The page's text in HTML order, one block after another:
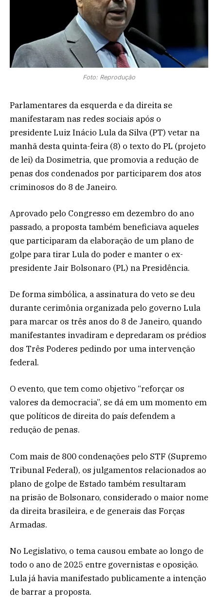
Foto: Reprodução
Parlamentares da esquerda e da direita se
manifestaram nas redes sociais após o
presidente Luiz Inácio Lula da Silva (PT) vetar na
manhã desta quinta-feira (8) o texto do PL (projeto
de lei) da Dosimetria, que promovia a redução de
penas dos condenados por participarem dos atos
criminosos do 8 de Janeiro.
Aprovado pelo Congresso em dezembro do ano
passado, a proposta também beneficiava aqueles
que participaram da elaboração de um plano de
golpe para tirar Lula do poder e manter o ex-
presidente Jair Bolsonaro (PL) na Presidência.
De forma simbólica, a assinatura do veto se deu
durante cerimônia organizada pelo governo Lula
para marcar os três anos do 8 de Janeiro, quando
manifestantes invadiram e depredaram os prédios
dos Três Poderes pedindo por uma intervenção
federal.
O evento, que tem como objetivo “reforçar os
valores da democracia”, se dá em um momento em
que políticos de direita do país defendem a
redução de penas.
Com mais de 800 condenações pelo STF (Supremo
Tribunal Federal), os julgamentos relacionados ao
plano de golpe de Estado também resultaram
na prisão de Bolsonaro, considerado o maior nome
da direita brasileira, e de generais das Forças
Armadas.
No Legislativo, o tema causou embate ao longo de
todo o ano de 2025 entre governistas e oposição.
Lula já havia manifestado publicamente a intenção
de barrar a proposta.